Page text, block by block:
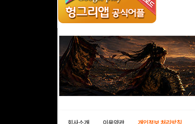
회사소개 이용약관 개인정보 처리방침